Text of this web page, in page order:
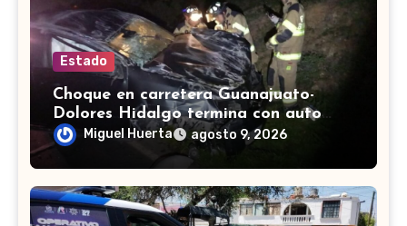
Estado
Choque en carretera Guanajuato-
Dolores Hidalgo termina con auto
volcado y daños materiales
Miguel Huerta agosto 9, 2026